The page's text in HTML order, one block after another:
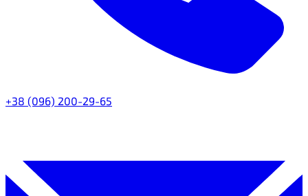
+38 (096) 200-29-65